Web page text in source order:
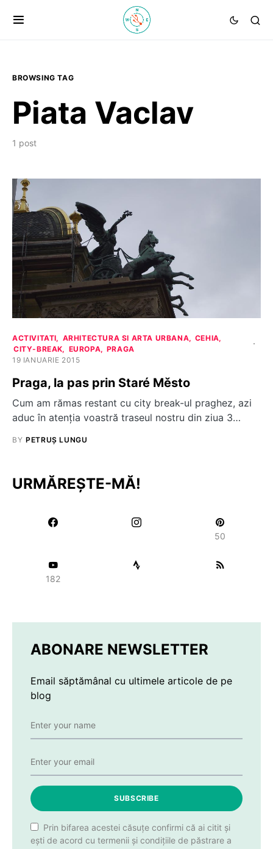
BROWSING TAG
Piata Vaclav
1 post
ACTIVITATI ARHITECTURA SI ARTA URBANA
CEHIA
CITY-BREAK
EUROPA
PRAGA
19 IANUARIE 2015
Praga, la pas prin Staré Město
Cum am rămas restant cu city break-ul praghez, azi
aduc în atenția voastră traseul nostru din ziua 3…
BY PETRUȘ LUNGU
URMĂREȘTE-MĂ!
50
182
ABONARE NEWSLETTER
Email săptămânal cu ultimele articole de pe
blog
SUBSCRIBE
Prin bifarea acestei căsuțe confirmi că ai citit și
ești de acord cu termenii și condițiile de păstrare a